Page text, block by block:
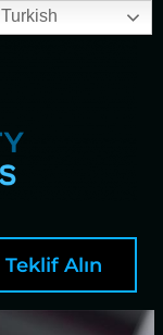
Teklif Alın
Turkish